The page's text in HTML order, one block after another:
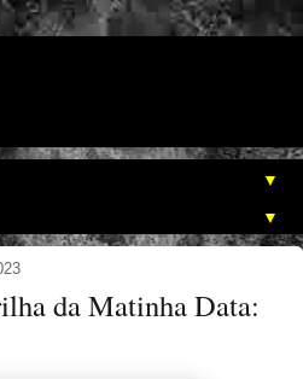
▼
▼
da Matinha Data: